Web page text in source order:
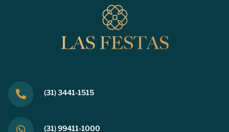
(31) 3441-1515
(31) 99411-1000